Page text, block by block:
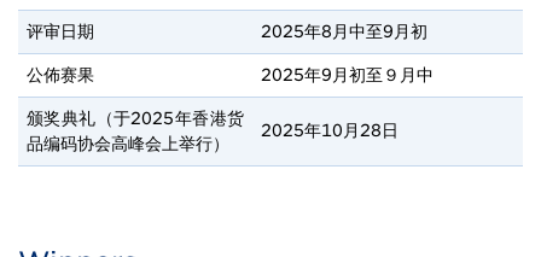
评审日期 2025年8月中至9月初
公佈赛果 2025年9月初至９月中
颁奖典礼（于2025年香港货
品编码协会高峰会上举行）
2025年10月28日